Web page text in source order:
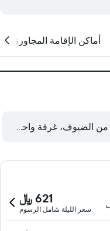
أماكن الإقامة المجاورة
621 ﷼
سعر الليلة شامل الرسوم